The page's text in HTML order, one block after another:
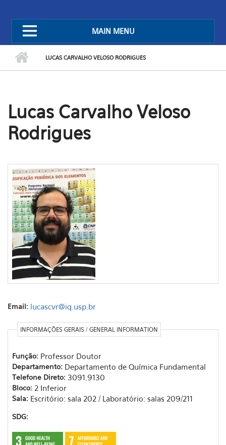
MAIN MENU
LUCAS CARVALHO VELOSO RODRIGUES
Lucas Carvalho Veloso
Rodrigues
Email: lucascvr@iq.usp.br
INFORMAÇÕES GERAIS / GENERAL INFORMATION
Função: Professor Doutor
Departamento: Departamento de Química Fundamental
Telefone Direto: 3091.9130
Bloco: 2 Inferior
Sala: Escritório: sala 202 / Laboratório: salas 209/211
SDG: